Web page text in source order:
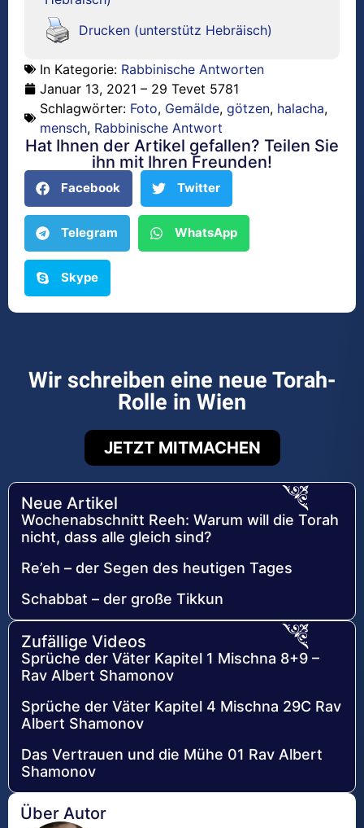
Drucken (unterstütz Hebräisch)
In Kategorie: Rabbinische Antworten
Januar 13, 2021 – 29 Tevet 5781
Schlagwörter: Foto, Gemälde, götzen, halacha,
mensch, Rabbinische Antwort
Hat Ihnen der Artikel gefallen? Teilen Sie
ihn mit Ihren Freunden!
Facebook Twitter
Telegram WhatsApp
Skype
Wir schreiben eine neue Torah-
Rolle in Wien
JETZT MITMACHEN
Neue Artikel
Wochenabschnitt Reeh: Warum will die Torah
nicht, dass alle gleich sind?
Re’eh – der Segen des heutigen Tages
Schabbat – der große Tikkun
Zufällige Videos
Sprüche der Väter Kapitel 1 Mischna 8+9 –
Rav Albert Shamonov
Sprüche der Väter Kapitel 4 Mischna 29C Rav
Albert Shamonov
Das Vertrauen und die Mühe 01 Rav Albert
Shamonov
Über Autor